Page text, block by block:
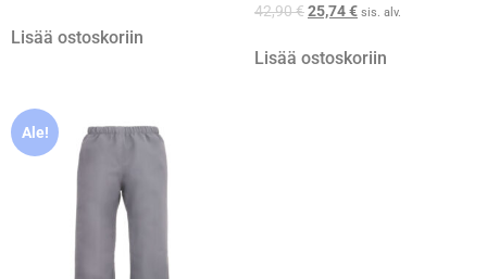
Lisää ostoskoriin
42,90€25,74€ sis. alv.
Lisää ostoskoriin
Ale!